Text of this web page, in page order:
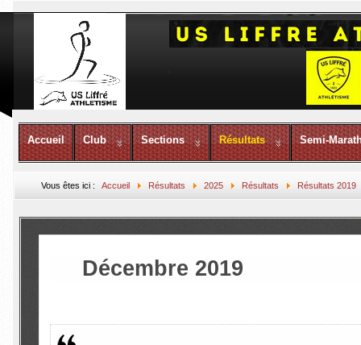
Accueil Club Sections Résultats Semi-
Vous êtes ici :Accueil Résultats 2025 Résultats Résultats 2019
Décembre 2019